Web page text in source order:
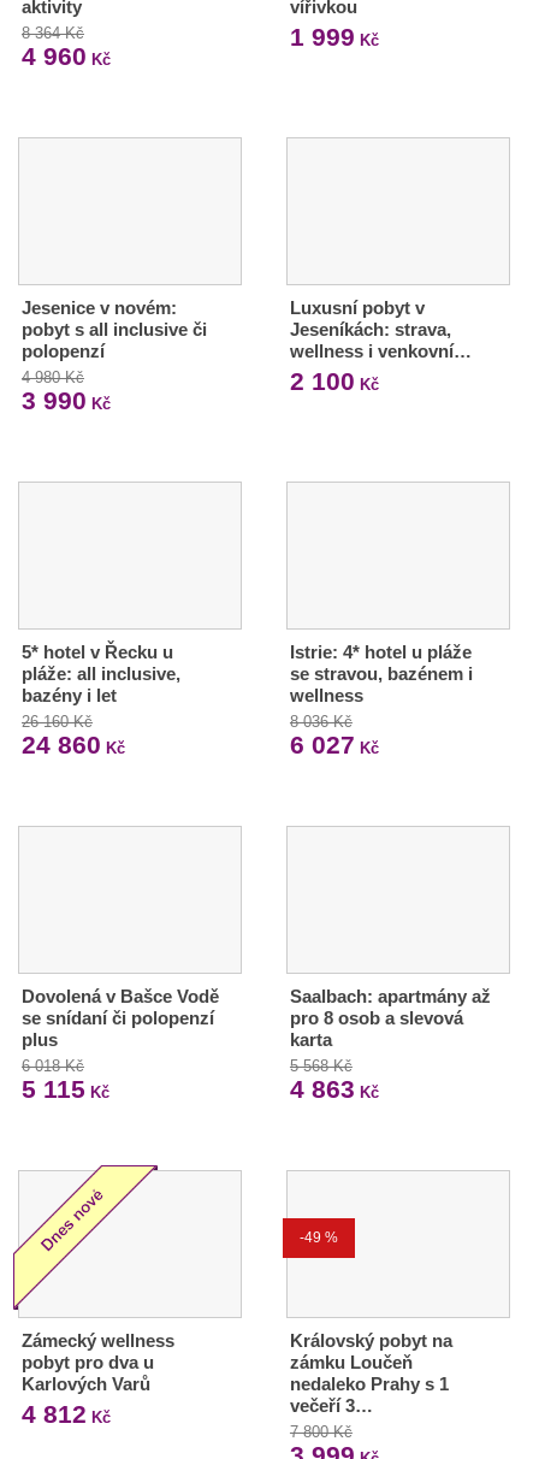
aktivity
8 364 Kč
4 960 Kč
vířivkou
1 999 Kč
Jesenice v novém:
pobyt s all inclusive či
polopenzí
4 980 Kč
3 990 Kč
Luxusní pobyt v
Jeseníkách: strava,
wellness i venkovní…
2 100 Kč
5* hotel v Řecku u
pláže: all inclusive,
bazény i let
26 160 Kč
24 860 Kč
Istrie: 4* hotel u pláže
se stravou, bazénem i
wellness
8 036 Kč
6 027 Kč
Dovolená v Bašce Vodě
se snídaní či polopenzí
plus
6 018 Kč
5 115 Kč
Saalbach: apartmány až
pro 8 osob a slevová
karta
5 568 Kč
4 863 Kč
Zámecký wellness
pobyt pro dva u
Karlových Varů
4 812 Kč
-49 %
Královský pobyt na
zámku Loučeň
nedaleko Prahy s 1
večeří 3…
7 800 Kč